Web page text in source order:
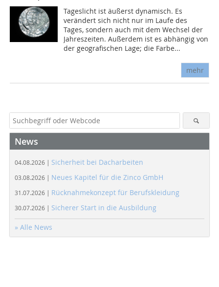
Tageslicht ist äußerst dynamisch. Es
verändert sich nicht nur im Laufe des
Tages, sondern auch mit dem Wechsel der
Jahreszeiten. Außerdem ist es abhängig von
der geografischen Lage; die Farbe...
mehr
News
04.08.2026 | Sicherheit bei Dacharbeiten
03.08.2026 | Neues Kapitel für die Zinco GmbH
31.07.2026 | Rücknahmekonzept für Berufskleidung
30.07.2026 | Sicherer Start in die Ausbildung
» Alle News